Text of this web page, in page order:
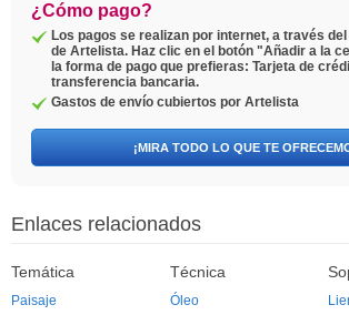
¿Cómo pago?
Los pagos se realizan por internet, a través
de Artelista. Haz clic en el botón "Añadir a la
la forma de pago que prefieras: Tarjeta de
transferencia bancaria.
Gastos de envío cubiertos por Artelista
¡MIRA TODO LO QUE TE
Enlaces relacionados
Temática
Paisaje
Técnica
Óleo